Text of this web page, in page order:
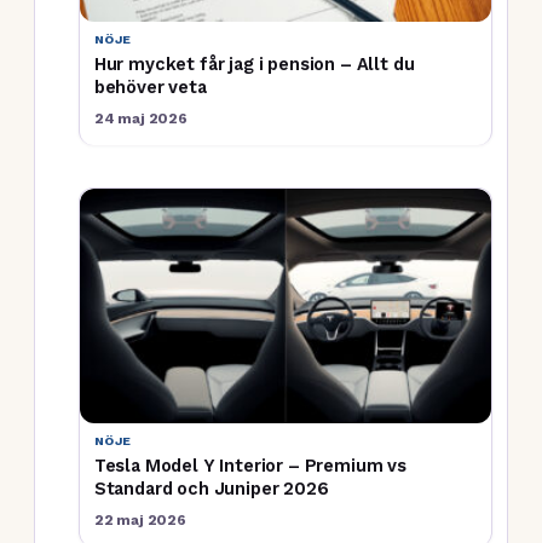
NÖJE
Hur mycket får jag i pension – Allt du
behöver veta
24 maj 2026
NÖJE
Tesla Model Y Interior – Premium vs
Standard och Juniper 2026
22 maj 2026